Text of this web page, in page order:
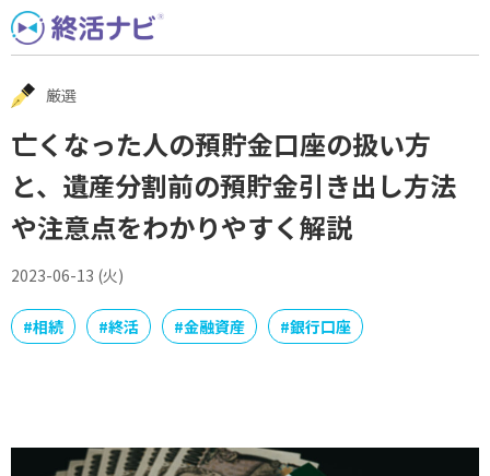
Skip
to
content
厳選
亡くなった人の預貯金口座の扱い方
と、遺産分割前の預貯金引き出し方法
や注意点をわかりやすく解説
2023-06-13 (火)
#相続 #終活 #金融資産 #銀行口座